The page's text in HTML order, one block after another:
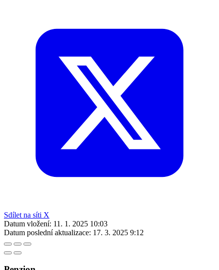
Sdílet na síti X
Datum vložení: 11. 1. 2025 10:03
Datum poslední aktualizace: 17. 3. 2025 9:12